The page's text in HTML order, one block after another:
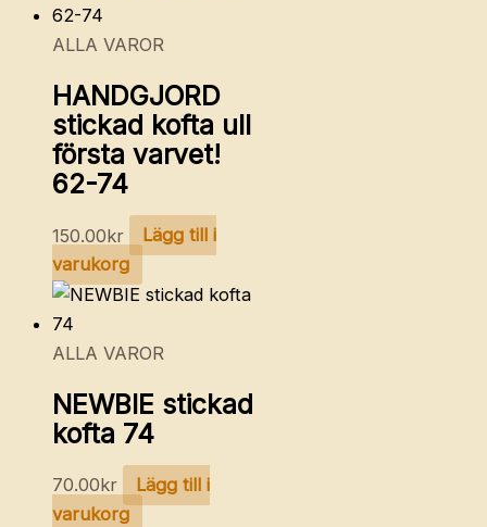
ALLA VAROR
HANDGJORD
stickad kofta ull
första varvet!
62-74
150.00kr
Lägg till i
varukorg
ALLA VAROR
NEWBIE stickad
kofta 74
70.00kr
Lägg till i
varukorg